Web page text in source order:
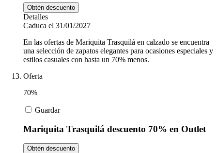
Obtén descuento
Detalles
Caduca el 31/01/2027
En las ofertas de Mariquita Trasquilá en calzado se encuentra
una selección de zapatos elegantes para ocasiones especiales y
estilos casuales con hasta un 70% menos.
Oferta
70%
Guardar
Mariquita Trasquilá descuento 70% en Outlet
Obtén descuento